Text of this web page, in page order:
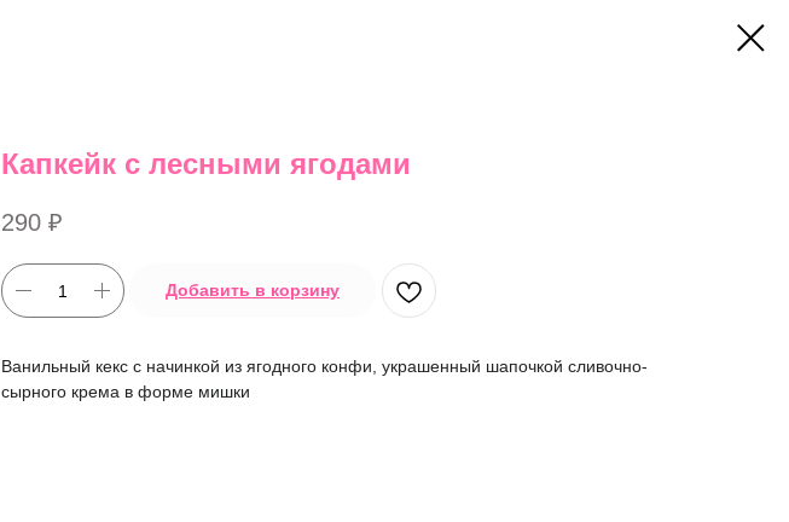
Капкейк с лесными ягодами
290 ₽
Добавить в корзину
Ванильный кекс с начинкой из ягодного конфи, украшенный шапочкой сливочно-
сырного крема в форме мишки